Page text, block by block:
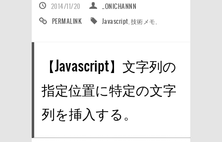
2014/11/20
_ONICHANNN
PERMALINK
Javascript 技術メモ
【Javascript】文字列の
指定位置に特定の文字
列を挿入する。